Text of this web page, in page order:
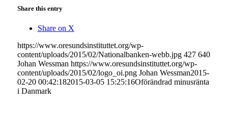
Share this entry
Share on X
https://www.oresundsinstituttet.org/wp-
content/uploads/2015/02/Nationalbanken-webb.jpg 427 640
Johan Wessman https://www.oresundsinstituttet.org/wp-
content/uploads/2015/02/logo_oi.png Johan Wessman2015-
02-20 00:42:182015-03-05 15:25:16Oförändrad minusränta
i Danmark